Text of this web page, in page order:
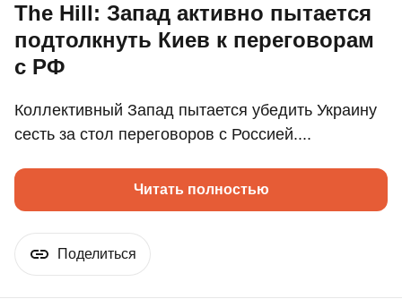
The Hill: Запад активно пытается
подтолкнуть Киев к переговорам
с РФ
Коллективный Запад пытается убедить Украину
сесть за стол переговоров с Россией....
Читать полностью
Поделиться